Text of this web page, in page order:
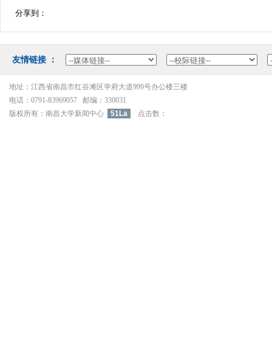
分享到：
友情链接：
地址：江西省南昌市红谷滩区学府大道999号办公楼三楼
电话：0791-83969057邮编：330031
版权所有：南昌大学新闻中心
51La 点击数：